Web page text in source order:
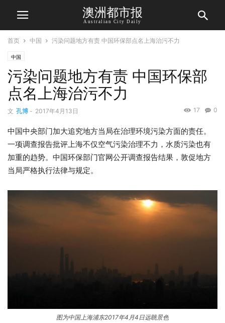
澳洲都市报
Australian City Daily
首页 中国 污染问题地方有责 中国环保部点名上海治污不力
中国
污染问题地方有责 中国环保部
点名上海治污不力
文 孔博 - 2017年4月13日 0
17
中国中央部门加大追究地方当局在治理环境污染方面的责任。
一项调查报告批评上海不仅空气污染治理不力，水质污染也有
加重的趋势。中国环保部门官网公开调查报告结果，敦促地方
当局严格执行法律与规定。
图为中国上海浦东2017年4月4日远眺景色